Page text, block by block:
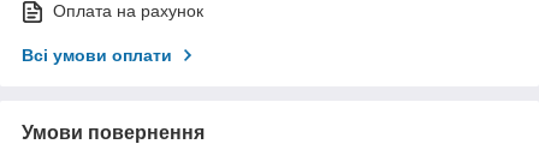
Оплата на рахунок
Всі умови оплати
Умови повернення